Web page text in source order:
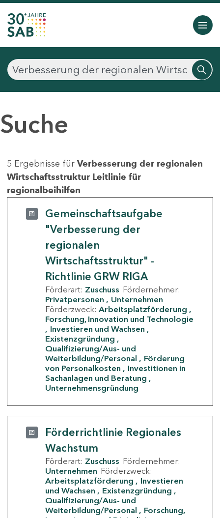
Suche
5 Ergebnisse für Verbesserung der regionalen
Wirtschaftsstruktur Leitlinie für
regionalbeihilfen
Gemeinschaftsaufgabe
"Verbesserung der
regionalen
Wirtschaftsstruktur" -
Richtlinie GRW RIGA
Förderart: Zuschuss Fördernehmer:
Privatpersonen
Unternehmen
Förderzweck: Arbeitsplatzförderung
Forschung, Innovation und Technologie
Investieren und Wachsen
Existenzgründung
Qualifizierung/Aus- und
Weiterbildung/Personal
Förderung
von Personalkosten
Investitionen in
Sachanlagen und Beratung
Unternehmensgründung
Förderrichtlinie Regionales
Wachstum
Förderart: Zuschuss Fördernehmer:
Unternehmen Förderzweck:
Arbeitsplatzförderung
Investieren
und Wachsen
Existenzgründung
Qualifizierung/Aus- und
Weiterbildung/Personal
Forschung,